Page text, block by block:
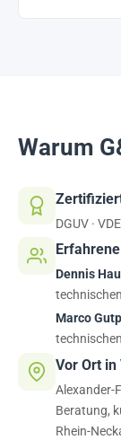
Warum
DGUV ·
Dennis
Marco
Vor Ort
Alexander-
Beratung,
Rhein-